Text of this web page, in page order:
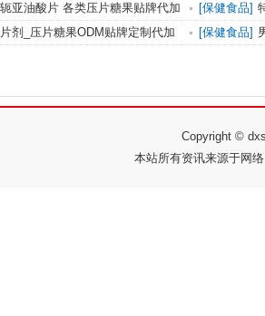
下奶膏代加
亚油酸片 各类压片糖果贴牌代加
[保健食品]
血膏代加工
剂_压片糖果ODM贴牌定制代加
[保健食品]
Copyright ©
本站所有资讯来源于网